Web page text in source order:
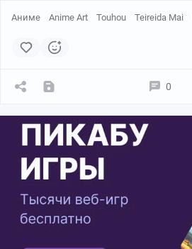
Аниме Anime Art Touhou Teireida Mai
0